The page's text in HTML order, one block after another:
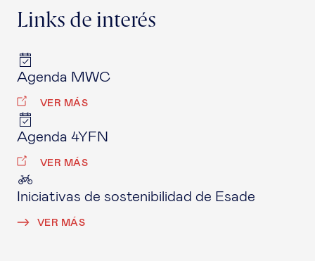
Links de interés
Agenda MWC
VER MÁS
Agenda 4YFN
VER MÁS
Iniciativas de sostenibilidad de Esade
VER MÁS